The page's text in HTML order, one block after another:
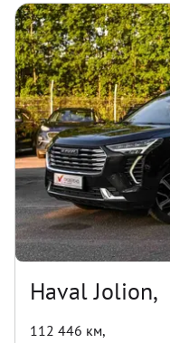
Haval Jolion,
112 446 км,